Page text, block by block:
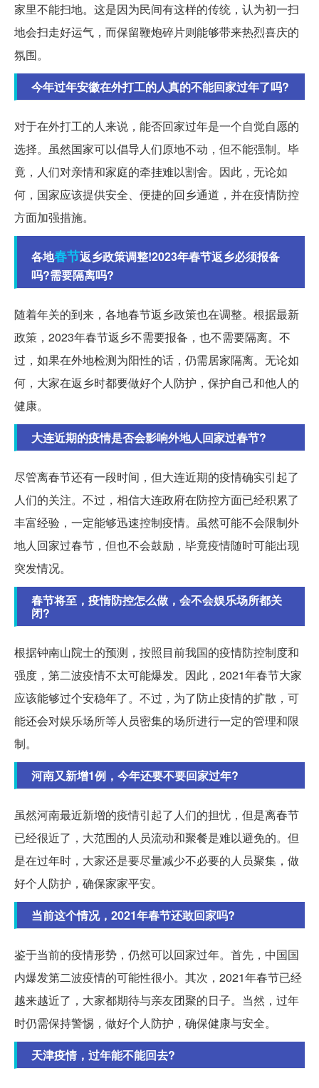
家里不能扫地。这是因为民间有这样的传统，认为初一扫
地会扫走好运气，而保留鞭炮碎片则能够带来热烈喜庆的
氛围。
今年过年安徽在外打工的人真的不能回家过年了吗?
对于在外打工的人来说，能否回家过年是一个自觉自愿的
选择。虽然国家可以倡导人们原地不动，但不能强制。毕
竟，人们对亲情和家庭的牵挂难以割舍。因此，无论如
何，国家应该提供安全、便捷的回乡通道，并在疫情防控
方面加强措施。
各地春节返乡政策调整!2023年春节返乡必须报备
吗?需要隔离吗?
随着年关的到来，各地春节返乡政策也在调整。根据最新
政策，2023年春节返乡不需要报备，也不需要隔离。不
过，如果在外地检测为阳性的话，仍需居家隔离。无论如
何，大家在返乡时都要做好个人防护，保护自己和他人的
健康。
大连近期的疫情是否会影响外地人回家过春节?
尽管离春节还有一段时间，但大连近期的疫情确实引起了
人们的关注。不过，相信大连政府在防控方面已经积累了
丰富经验，一定能够迅速控制疫情。虽然可能不会限制外
地人回家过春节，但也不会鼓励，毕竟疫情随时可能出现
突发情况。
春节将至，疫情防控怎么做，会不会娱乐场所都关
闭?
根据钟南山院士的预测，按照目前我国的疫情防控制度和
强度，第二波疫情不太可能爆发。因此，2021年春节大家
应该能够过个安稳年了。不过，为了防止疫情的扩散，可
能还会对娱乐场所等人员密集的场所进行一定的管理和限
制。
河南又新增1例，今年还要不要回家过年?
虽然河南最近新增的疫情引起了人们的担忧，但是离春节
已经很近了，大范围的人员流动和聚餐是难以避免的。但
是在过年时，大家还是要尽量减少不必要的人员聚集，做
好个人防护，确保家家平安。
当前这个情况，2021年春节还敢回家吗?
鉴于当前的疫情形势，仍然可以回家过年。首先，中国国
内爆发第二波疫情的可能性很小。其次，2021年春节已经
越来越近了，大家都期待与亲友团聚的日子。当然，过年
时仍需保持警惕，做好个人防护，确保健康与安全。
天津疫情，过年能不能回去?